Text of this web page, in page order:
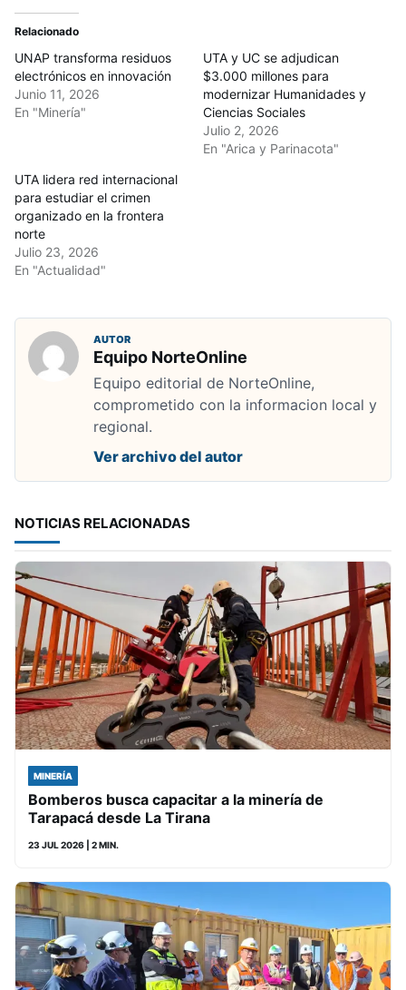
Relacionado
UNAP transforma residuos
electrónicos en innovación
Junio 11, 2026
En "Minería"
UTA y UC se adjudican
$3.000 millones para
modernizar Humanidades y
Ciencias Sociales
Julio 2, 2026
En "Arica y Parinacota"
UTA lidera red internacional
para estudiar el crimen
organizado en la frontera
norte
Julio 23, 2026
En "Actualidad"
AUTOR
Equipo NorteOnline
Equipo editorial de NorteOnline,
comprometido con la informacion local y
regional.
Ver archivo del autor
NOTICIAS RELACIONADAS
MINERÍA
Bomberos busca capacitar a la minería de
Tarapacá desde La Tirana
23 JUL 2026 | 2 MIN.